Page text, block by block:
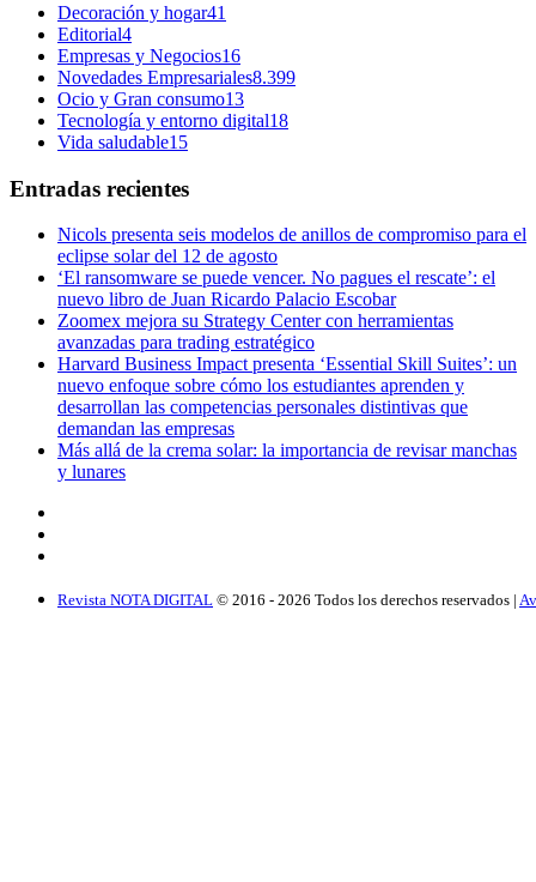
Decoración y hogar41
Editorial4
Empresas y Negocios16
Novedades Empresariales8.399
Ocio y Gran consumo13
Tecnología y entorno digital18
Vida saludable15
Entradas recientes
Nicols presenta seis modelos de anillos de compromiso para el
eclipse solar del 12 de agosto
‘El ransomware se puede vencer. No pagues el rescate’: el
nuevo libro de Juan Ricardo Palacio Escobar
Zoomex mejora su Strategy Center con herramientas
avanzadas para trading estratégico
Harvard Business Impact presenta ‘Essential Skill Suites’: un
nuevo enfoque sobre cómo los estudiantes aprenden y
desarrollan las competencias personales distintivas que
demandan las empresas
Más allá de la crema solar: la importancia de revisar manchas
y lunares
Revista NOTA DIGITAL © 2016 - 2026 Todos los derechos reservados |